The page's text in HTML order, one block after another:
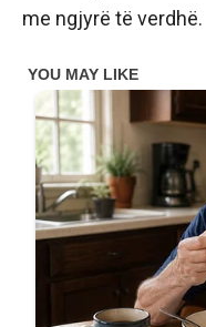
me ngjyrë të verdhë.